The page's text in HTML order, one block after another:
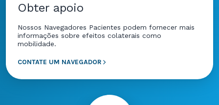
Obter apoio
Nossos Navegadores Pacientes podem fornecer mais
informações sobre efeitos colaterais como
mobilidade.
CONTATE UM NAVEGADOR